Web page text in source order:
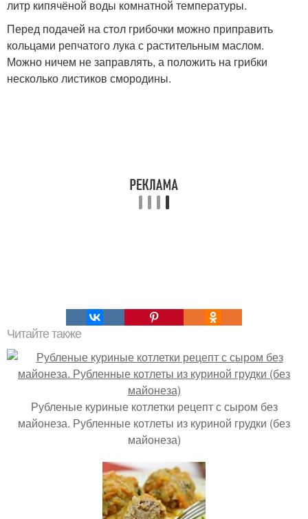
литр кипячёной воды комнатной температуры.
Перед подачей на стол грибочки можно приправить
кольцами репчатого лука с растительным маслом.
Можно ничем не заправлять, а положить на грибки
несколько листиков смородины.
Читайте также
Рубленые куриные котлетки рецепт с сыром без
майонеза. Рубленные котлеты из куриной грудки (без
майонеза)